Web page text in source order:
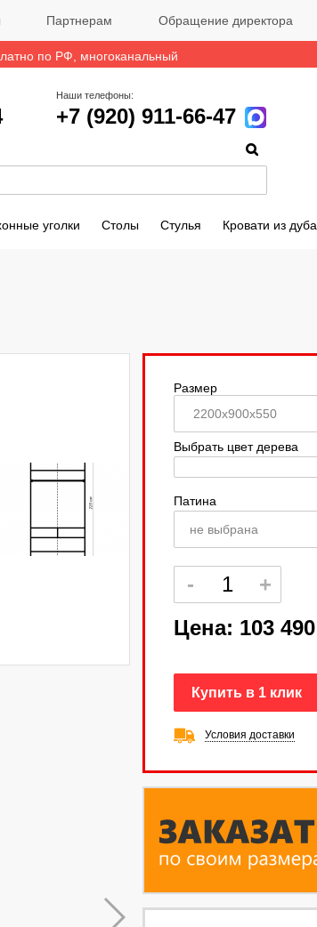
Партнерам Обращение директора
по РФ , многоканальный
Наши телефоны:
+7 (920) 911-66-47
уголки Столы Стулья Кровати из дуба
Размер
Выбрать цвет дерева
Патина
не выбрана
Цена: 103 490
Купить в 1 клик
Условия доставки